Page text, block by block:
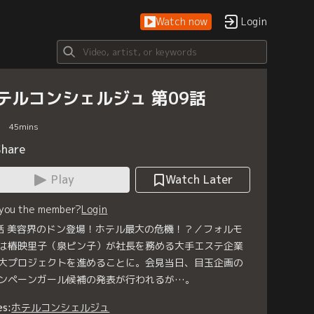
Watch now Login
ルコンシェルジュ 第09話
45mins
Play
Watch Later
the member?Login
美容界のドン登場！ホテル最大の危機！？／フォルモ
椿映里子（泉ピン子）が社長を務める大手エステ企業
プロジェクトを進めることに。会見当日、目玉企画の
ペーンガール候補の発表が行われるが…。
ホテルコンシェルジュ